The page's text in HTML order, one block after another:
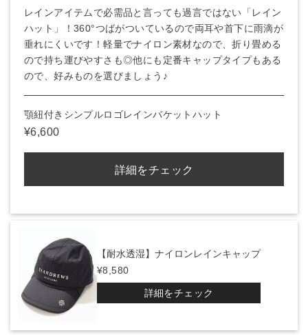
レインアイテムで必需品と言っても過言ではない「レイン
ハット」！360°つばがついているので両耳や首下に雨滴が
垂れにくいです！軽量でナイロン素材なので、折り畳める
ので持ち運びやすさも◎他にも定番キャップタイプもある
ので、好みものを選びましょう♪
顎紐付きシンプルロゴレインバケットハット
¥6,600
詳細をチェック
【耐水透湿】ナイロンレインキャップ
¥8,580
詳細をチェック